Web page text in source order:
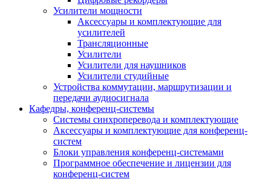
Усилители мощности
Аксессуары и комплектующие для
усилителей
Трансляционные
Усилители
Усилители для наушников
Усилители студийные
Устройства коммутации, маршрутизации и
передачи аудиосигнала
Кафедры, конференц-системы
Cистемы синхроперевода и комплектующие
Аксессуары и комплектующие для конференц-
систем
Блоки управления конференц-системами
Программное обеспечение и лицензии для
конференц-систем